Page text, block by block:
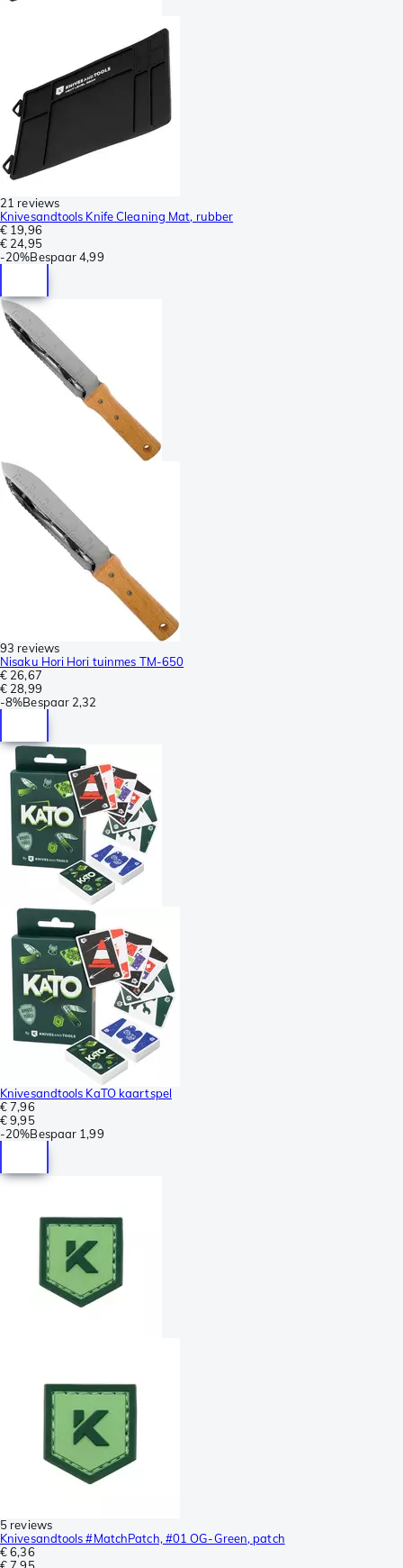
21 reviews
Knivesandtools Knife Cleaning Mat, rubber
€ 19,96
€ 24,95
-20%Bespaar 4,99
93 reviews
Nisaku Hori Hori tuinmes TM-650
€ 26,67
€ 28,99
-8%Bespaar 2,32
Knivesandtools KaTO kaartspel
€ 7,96
€ 9,95
-20%Bespaar 1,99
5 reviews
Knivesandtools #MatchPatch, #01 OG-Green, patch
€ 6,36